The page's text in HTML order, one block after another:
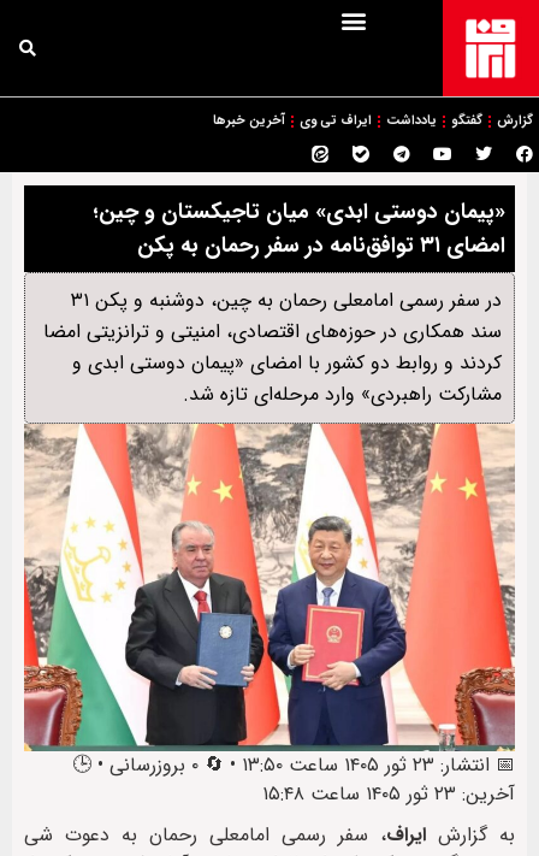
گزارش گفتگو یادداشت ایراف تی وی آخرین خبرها
«پیمان دوستی ابدی» میان تاجیکستان و چین؛
امضای ۳۱ توافق‌نامه در سفر رحمان به پکن
در سفر رسمی امامعلی رحمان به چین، دوشنبه و پکن ۳۱
سند همکاری در حوزه‌های اقتصادی، امنیتی و ترانزیتی امضا
کردند و روابط دو کشور با امضای «پیمان دوستی ابدی و
مشارکت راهبردی» وارد مرحله‌ای تازه شد.
📅 انتشار: ۲۳ ثور ۱۴۰۵ ساعت ۱۳:۵۰ • 🔄 ۰ بروزرسانی • 🕒
آخرین: ۲۳ ثور ۱۴۰۵ ساعت ۱۵:۴۸
به گزارش ایراف، سفر رسمی امامعلی رحمان به دعوت شی